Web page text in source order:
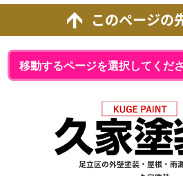
このページの
足立区の外壁塗装・屋根・雨